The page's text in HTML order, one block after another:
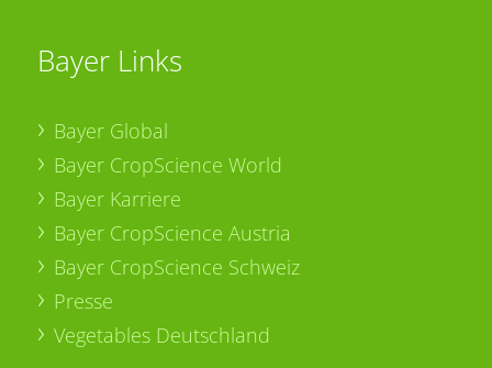
Bayer Links
Bayer Global
Bayer CropScience World
Bayer Karriere
Bayer CropScience Austria
Bayer CropScience Schweiz
Presse
Vegetables Deutschland